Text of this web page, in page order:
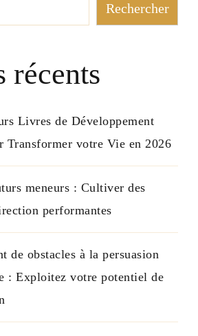
Rechercher
récents
Livres de Développement
Transformer votre Vie en 2026
meneurs : Cultiver des
performantes
de obstacles à la persuasion
: Exploitez votre potentiel de